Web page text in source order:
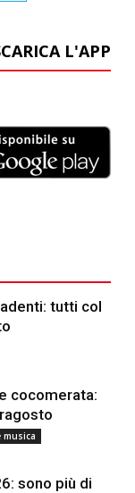
L'APP
tutti col
cocomerata:
musica
sono più di